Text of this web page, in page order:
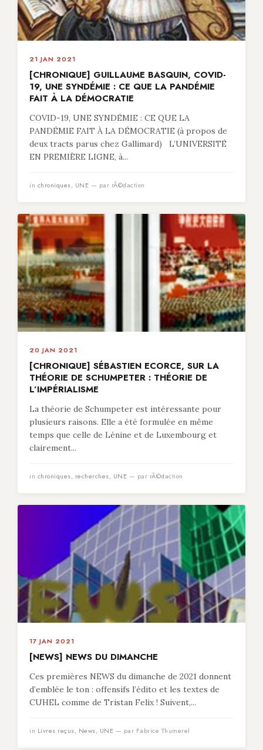
21 JAN 2021
[CHRONIQUE] GUILLAUME BASQUIN, COVID-
19, UNE SYNDÉMIE : CE QUE LA PANDÉMIE
FAIT À LA DÉMOCRATIE
COVID-19, UNE SYNDÉMIE : CE QUE LA
PANDÉMIE FAIT À LA DÉMOCRATIE (à propos de
deux tracts parus chez Gallimard) L’UNIVERSITÉ
EN PREMIÈRE LIGNE, à...
in chroniques, UNE — par rÃ©daction
20 JAN 2021
[CHRONIQUE] SÉBASTIEN ECORCE, SUR LA
THÉORIE DE SCHUMPETER : THÉORIE DE
L’IMPÉRIALISME
La théorie de Schumpeter est intéressante pour
plusieurs raisons. Elle a été formulée en même
temps que celle de Lénine et de Luxembourg et
clairement...
in chroniques, recherches, UNE — par rÃ©daction
17 JAN 2021
[NEWS] NEWS DU DIMANCHE
Ces premières NEWS du dimanche de 2021 donnent
d’emblée le ton : offensifs l’édito et les textes de
CUHEL comme de Tristan Felix ! Suivent,...
in Livres reçus, News, UNE — par Fabrice Thumerel